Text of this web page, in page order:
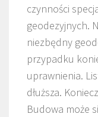
czynności
geodezyjnych.
niezbędny
przypadku
uprawnienia.
dłuższa.
Budowa może